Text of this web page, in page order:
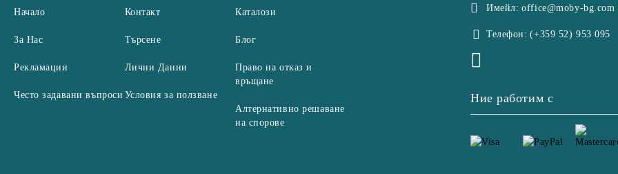
Начало
За Нас
Рекламации
Често задавани въпроси
Контакт
Търсене
Лични Данни
Условия за ползване
Каталози
Блог
Право на отказ и
връщане
Алтернативно решаване
на спорове
Имейл: office@moby-bg.com
Телефон: (+359 52) 953 095
Ние работим с